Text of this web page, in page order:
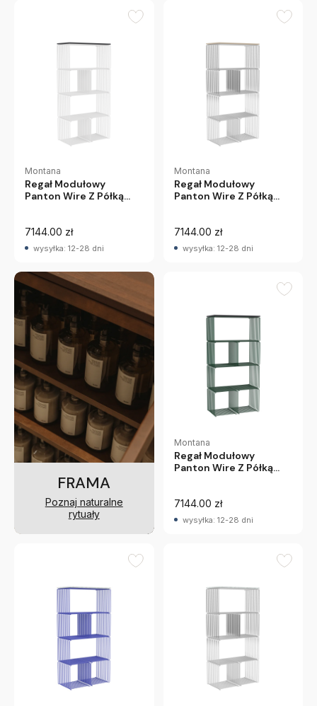
Montana
Regał Modułowy
Panton Wire Z Półką
7144.00 zł
wysyłka: 12-28 dni
Montana
Regał Modułowy
Panton Wire Z Półką
7144.00 zł
wysyłka: 12-28 dni
FRAMA
Poznaj naturalne
rytuały
Montana
Regał Modułowy
Panton Wire Z Półką
7144.00 zł
wysyłka: 12-28 dni